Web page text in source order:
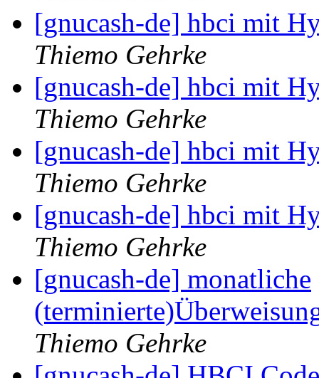
[gnucash-de] hbci mit
Thiemo Gehrke
[gnucash-de] hbci mit
Thiemo Gehrke
[gnucash-de] hbci mit
Thiemo Gehrke
[gnucash-de] hbci mit
Thiemo Gehrke
[gnucash-de] monatliche
Thiemo Gehrke